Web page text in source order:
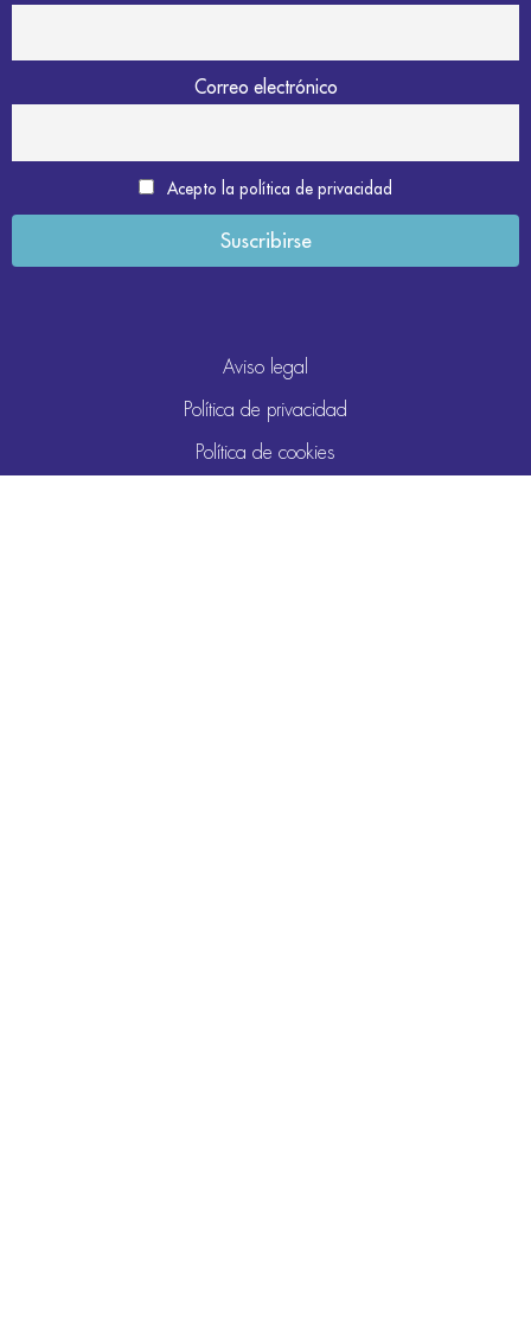
Correo electrónico
Acepto la política de privacidad
Aviso legal
Política de privacidad
Política de cookies